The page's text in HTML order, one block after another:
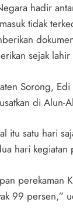
hadir
tidak
sejak
Sorong,
di
itu satu hari
hari kegiatan
perekaman
99 persen,”